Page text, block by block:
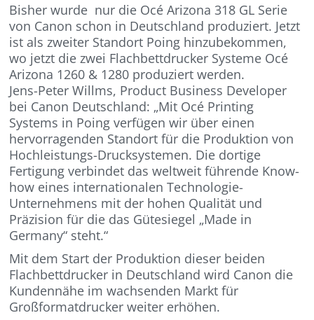
Bisher wurde nur die Océ Arizona 318 GL Serie
von Canon schon in Deutschland produziert. Jetzt
ist als zweiter Standort Poing hinzubekommen,
wo jetzt die zwei Flachbettdrucker Systeme Océ
Arizona 1260 & 1280 produziert werden.
Jens-Peter Willms, Product Business Developer
bei Canon Deutschland: „Mit Océ Printing
Systems in Poing verfügen wir über einen
hervorragenden Standort für die Produktion von
Hochleistungs-Drucksystemen. Die dortige
Fertigung verbindet das weltweit führende Know-
how eines internationalen Technologie-
Unternehmens mit der hohen Qualität und
Präzision für die das Gütesiegel „Made in
Germany“ steht.“
Mit dem Start der Produktion dieser beiden
Flachbettdrucker in Deutschland wird Canon die
Kundennähe im wachsenden Markt für
Großformatdrucker weiter erhöhen.